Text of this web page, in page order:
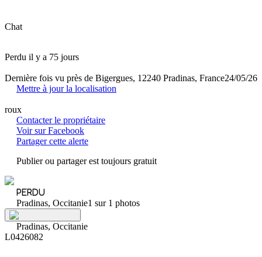
Chat
Perdu il y a 75 jours
Dernière fois vu près de Bigergues, 12240 Pradinas, France24/05/26
Mettre à jour la localisation
roux
Contacter le propriétaire
Voir sur Facebook
Partager cette alerte
Publier ou partager est toujours gratuit
PERDU
Pradinas, Occitanie1 sur 1 photos
Pradinas, Occitanie
L0426082